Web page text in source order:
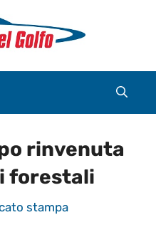
rinvenuta
forestali
stampa